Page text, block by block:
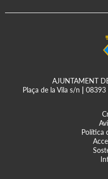
AJUNTAMENT
Plaça de la Vila s/n
08393
Política